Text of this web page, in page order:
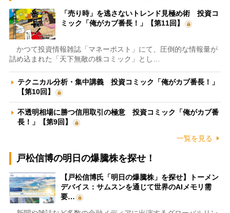
「売り時」を逃さないトレンド見極め術 投資コ
ミック「俺がカブ番長！」【第11回】
かつて投資情報雑誌「マネーポスト」にて、圧倒的な情報量が
詰め込まれた「天下無敵の株コミック」とし…
テクニカル分析・集中講義 投資コミック「俺がカブ番長！」
【第10回】
不透明相場に勝つ信用取引の極意 投資コミック「俺がカブ番
長！」【第9回】
一覧を見る
戸松信博の明日の爆騰株を探せ！
【戸松信博氏「明日の爆騰株」を探せ】トーメン
デバイス：サムスンを通じて世界のAIメモリ需
要…